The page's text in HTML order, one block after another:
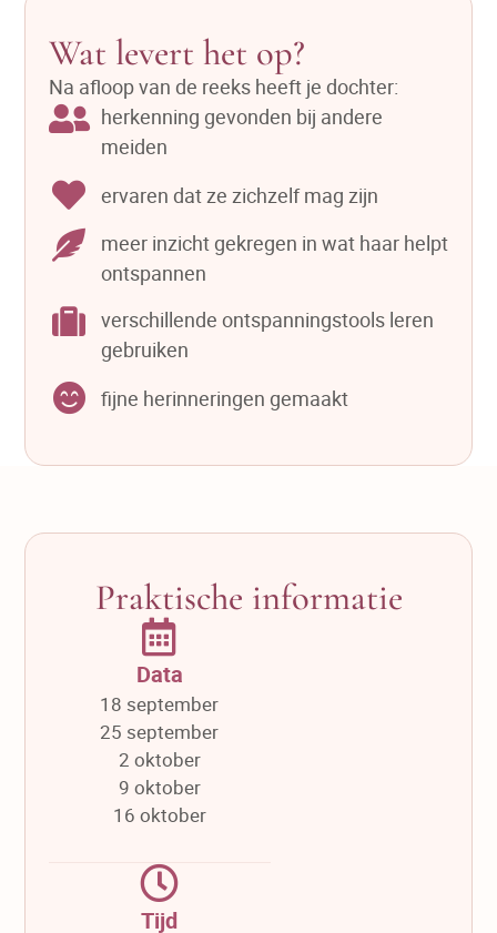
Wat levert het op?
Na afloop van de reeks heeft je dochter:
herkenning gevonden bij andere
meiden
ervaren dat ze zichzelf mag zijn
meer inzicht gekregen in wat haar helpt
ontspannen
verschillende ontspanningstools leren
gebruiken
fijne herinneringen gemaakt
Praktische informatie
Data
18 september
25 september
2 oktober
9 oktober
16 oktober
Tijd